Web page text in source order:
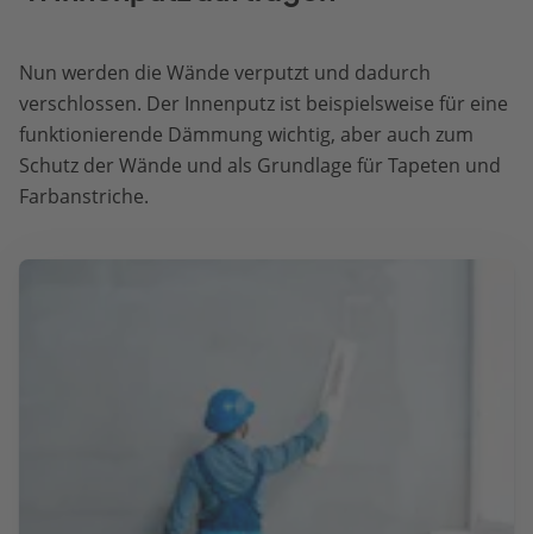
Nun werden die Wände verputzt und dadurch
verschlossen. Der Innenputz ist beispielsweise für eine
funktionierende Dämmung wichtig, aber auch zum
Schutz der Wände und als Grundlage für Tapeten und
Farbanstriche.